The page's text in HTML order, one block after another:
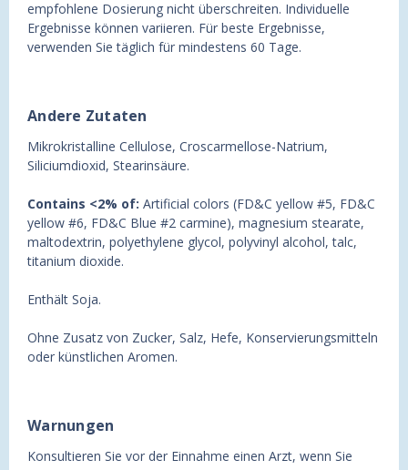
empfohlene Dosierung nicht überschreiten. Individuelle
Ergebnisse können variieren. Für beste Ergebnisse,
verwenden Sie täglich für mindestens 60 Tage.
Andere Zutaten
Mikrokristalline Cellulose, Croscarmellose-Natrium,
Siliciumdioxid, Stearinsäure.
Contains <2% of: Artificial colors (FD&C yellow #5, FD&C
yellow #6, FD&C Blue #2 carmine), magnesium stearate,
maltodextrin, polyethylene glycol, polyvinyl alcohol, talc,
titanium dioxide.
Enthält Soja.
Ohne Zusatz von Zucker, Salz, Hefe, Konservierungsmitteln
oder künstlichen Aromen.
Warnungen
Konsultieren Sie vor der Einnahme einen Arzt, wenn Sie